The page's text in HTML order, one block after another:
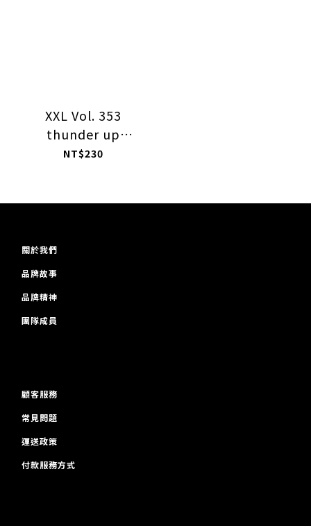
XXL Vol. 353
thunder up
anatomy of rebuild
NT$230
關於我們
品牌故事
品牌精神
團隊成員
顧客服務
常見問題
運送政策
付款服務方式